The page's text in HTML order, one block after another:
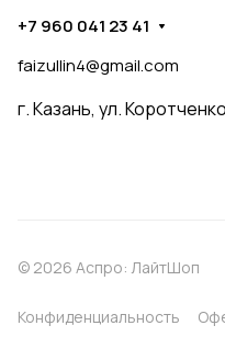
+7 960 041 23 41
faizullin4@gmail.com
г. Казань, ул.
© 2026 Аспро: ЛайтШоп
Конфиденциальность